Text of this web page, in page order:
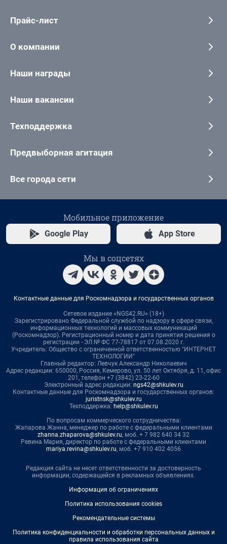
Прайс-лист
О компании
Наши награды
Наши вакансии
Техподдержка
Предвыборная агитация
Все города сети
Мобильное приложение
Google Play App Store
Мы в соцсетях
Контактные данные для Роскомнадзора и государственных органов
Сетевое издание «NGS42.RU» (18+)
Зарегистрировано Федеральной службой по надзору в сфере связи,
информационных технологий и массовых коммуникаций
(Роскомнадзор). Регистрационный номер и дата принятия решения о
регистрации - ЭЛ № ФС 77-78817 от 07.08.2020 г.
Учредитель: Общество с ограниченной ответственностью "ИНТЕРНЕТ
ТЕХНОЛОГИИ"
Главный редактор: Левчук Александр Николаевич
Адрес редакции: 650000, Россия, Кемерово, ул. 50 лет Октября, д. 11, офис
201, телефон +7 (3842) 23-22-60
Электронный адрес редакции: ngs42@shkulev.ru
Контактные данные для Роскомнадзора и государственных органов:
juristnsk@shkulev.ru
Техподдержка: help@shkulev.ru
По вопросам коммерческого сотрудничества:
Жапарова Жанна, менеджер по работе с федеральными клиентами
zhanna.zhaparova@shkulev.ru, моб. + 7 982 640 34 32
Ревина Мария, директор по работе с федеральными клиентами
mariya.revina@shkulev.ru, моб. +7 910 402 4056
Редакция сайта не несет ответственности за достоверность
информации, содержащейся в рекламных объявлениях.
Информация об ограничениях
Политика использования cookies
Рекомендательные системы
Политика конфиденциальности и обработки персональных данных и
правила использования сайта